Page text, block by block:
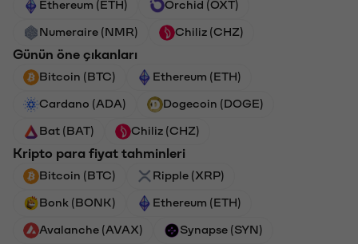
Ethereum (ETH) Orchid (OXT)
Numeraire (NMR) Chiliz (CHZ)
Günün öne çıkanları
Bitcoin (BTC) Ethereum (ETH)
Cardano (ADA) Dogecoin (DOGE)
Bat (BAT) Chiliz (CHZ)
Kripto para fiyat tahminleri
Bitcoin (BTC) Ripple (XRP)
Bonk (BONK) Ethereum (ETH)
Avalanche (AVAX) Synapse (SYN)